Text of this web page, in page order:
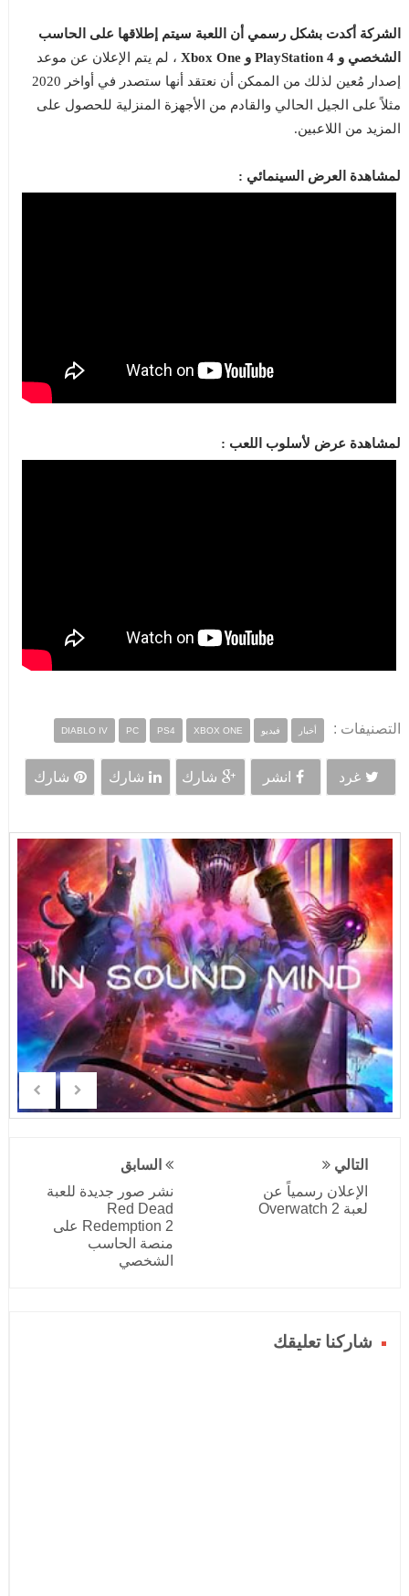
الشركة أكدت بشكل رسمي أن اللعبة سيتم إطلاقها على الحاسب
الشخصي و PlayStation 4 و Xbox One
، لم يتم الإعلان عن موعد
إصدار مُعين لذلك من الممكن أن نعتقد أنها ستصدر في أواخر 2020
مثلاً على الجيل الحالي والقادم من الأجهزة المنزلية للحصول على
المزيد من اللاعبين.
لمشاهدة العرض السينمائي :
لمشاهدة عرض لأسلوب اللعب :
التصنيفات : أخبار فيديو DIABLO IV PC PS4 XBOX ONE
غرد انشر شارك شارك شارك
التالي
الإعلان رسمياً عن
لعبة Overwatch 2
السابق
نشر صور جديدة للعبة
Red Dead
Redemption 2 على
منصة الحاسب
الشخصي
شاركنا تعليقك